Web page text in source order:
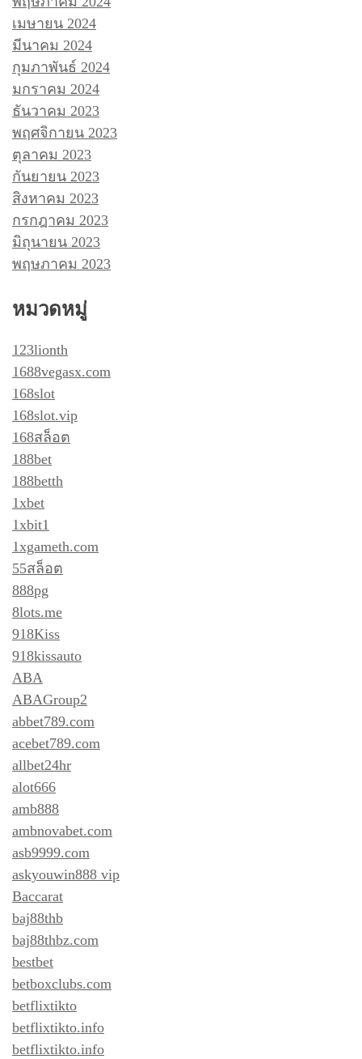
เมษายน 2024
มีนาคม 2024
กุมภาพันธ์ 2024
มกราคม 2024
ธันวาคม 2023
พฤศจิกายน 2023
ตุลาคม 2023
กันยายน 2023
สิงหาคม 2023
กรกฎาคม 2023
มิถุนายน 2023
พฤษภาคม 2023
หมวดหมู่
123lionth
1688vegasx.com
168slot
168slot.vip
168สล็อต
188bet
188betth
1xbet
1xbit1
1xgameth.com
55สล็อต
888pg
8lots.me
918Kiss
918kissauto
ABA
ABAGroup2
abbet789.com
acebet789.com
allbet24hr
alot666
amb888
ambnovabet.com
asb9999.com
askyouwin888 vip
Baccarat
baj88thb
baj88thbz.com
bestbet
betboxclubs.com
betflixtikto
betflixtikto.info
betflixtikto.info